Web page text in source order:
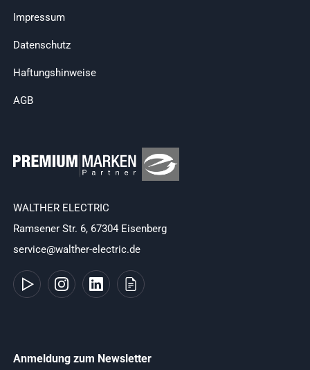
Impressum
Datenschutz
Haftungshinweise
AGB
WALTHER ELECTRIC
Ramsener Str. 6, 67304 Eisenberg
service@walther-electric.de
Anmeldung zum Newsletter